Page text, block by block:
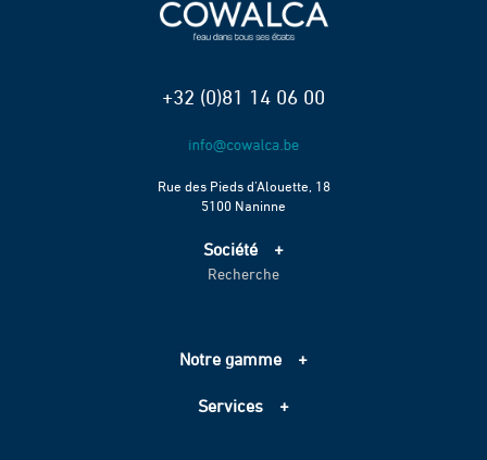
+32 (0)81 14 06 00
Rue des Pieds d’Alouette, 18
5100 Naninne
Société
Accueil
Échelle de performance CO2
Recherche
Notre gamme
Assainissement
Services